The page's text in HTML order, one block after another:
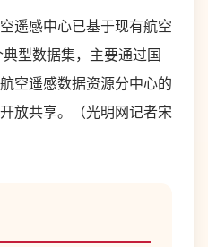
感中心已基于现有航空
型数据集，主要通过国
空遥感数据资源分中心的
放共享。（光明网记者宋